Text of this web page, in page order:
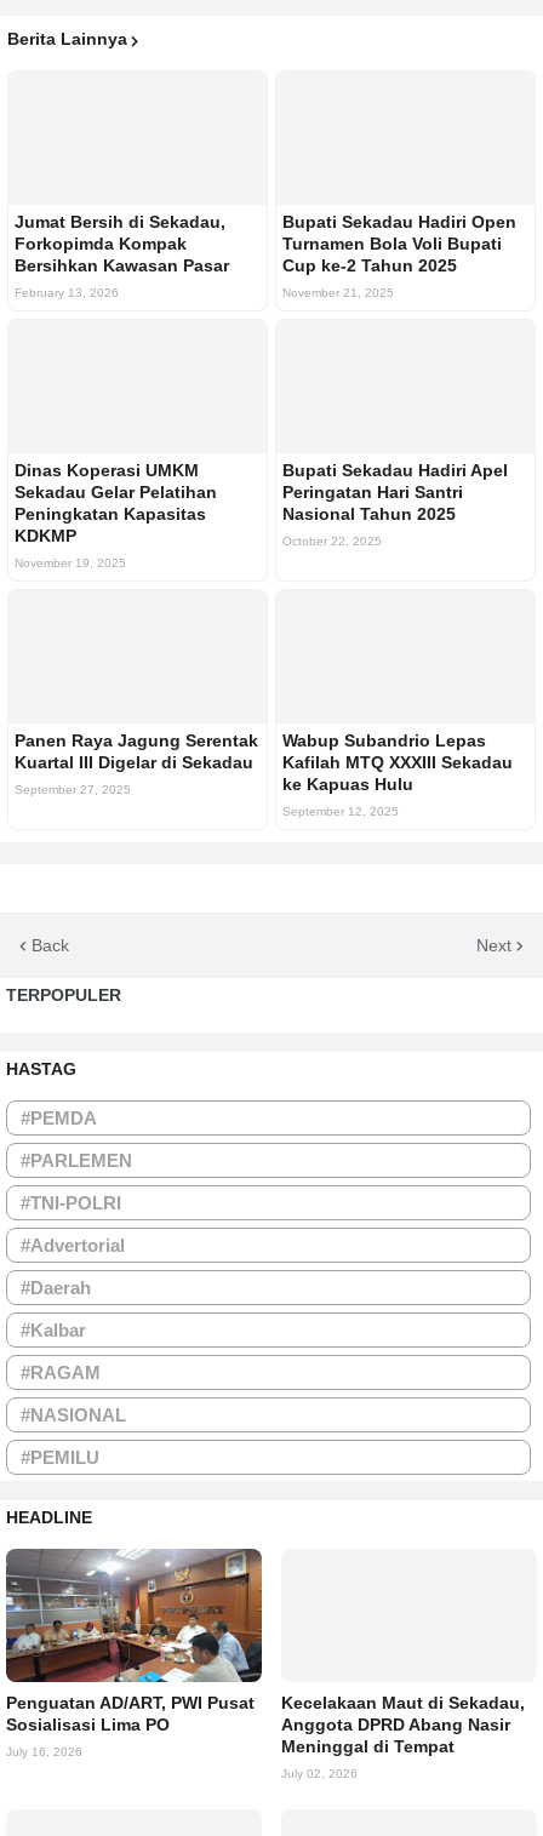
Berita Lainnya
Jumat Bersih di Sekadau,
Forkopimda Kompak
Bersihkan Kawasan Pasar
February 13, 2026
Bupati Sekadau Hadiri Open
Turnamen Bola Voli Bupati
Cup ke-2 Tahun 2025
November 21, 2025
Dinas Koperasi UMKM
Sekadau Gelar Pelatihan
Peningkatan Kapasitas
KDKMP
November 19, 2025
Bupati Sekadau Hadiri Apel
Peringatan Hari Santri
Nasional Tahun 2025
October 22, 2025
Panen Raya Jagung Serentak
Kuartal III Digelar di Sekadau
September 27, 2025
Wabup Subandrio Lepas
Kafilah MTQ XXXIII Sekadau
ke Kapuas Hulu
September 12, 2025
Back Next
TERPOPULER
HASTAG
#PEMDA
#PARLEMEN
#TNI-POLRI
#Advertorial
#Daerah
#Kalbar
#RAGAM
#NASIONAL
#PEMILU
HEADLINE
Penguatan AD/ART, PWI Pusat
Sosialisasi Lima PO
July 16, 2026
Kecelakaan Maut di Sekadau,
Anggota DPRD Abang Nasir
Meninggal di Tempat
July 02, 2026